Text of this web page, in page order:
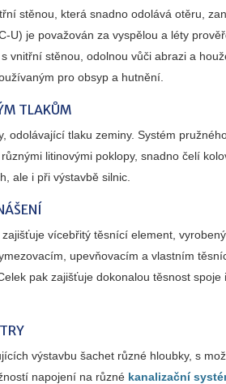
stěnou, která snadno odolává otěru,
U) je považován za vyspělou a léty
vnitřní stěnou, odolnou vůči abrazi a
pro obsyp a hutnění.
TLAKŮM
odolávající tlaku zeminy. Systém
litinovými poklopy, snadno čelí
ale i při výstavbě silnic.
vícebřitý těsnící element,
upevňovacím a vlastním
pak zajišťuje dokonalou těsnost spoje
výstavbu šachet různé hloubky, s
napojení na různé kanalizační